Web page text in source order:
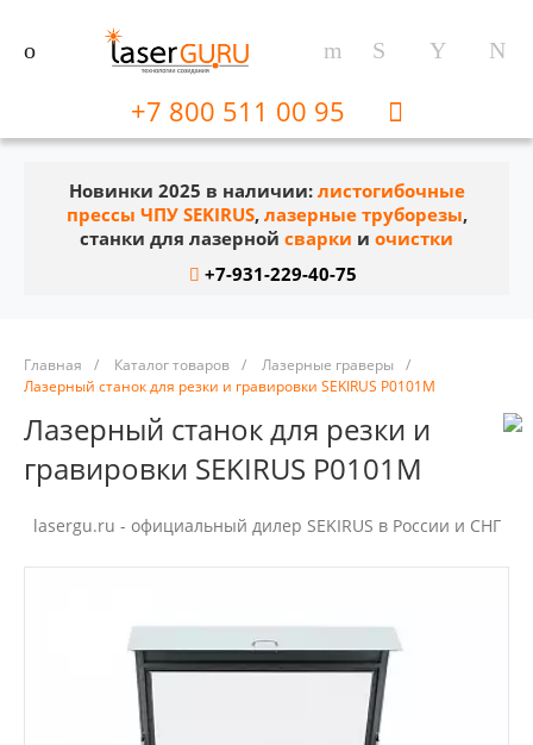
+7 800 511 00 95
Новинки 2025 в наличии: листогибочные
прессы ЧПУ SEKIRUS, лазерные труборезы,
станки для лазерной сварки и очистки
+7-931-229-40-75
Главная / Каталог товаров / Лазерные граверы
/
Лазерный станок для резки и гравировки SEKIRUS P0101М
Лазерный станок для резки и
гравировки SEKIRUS P0101М
lasergu.ru - официальный дилер SEKIRUS в России и СНГ